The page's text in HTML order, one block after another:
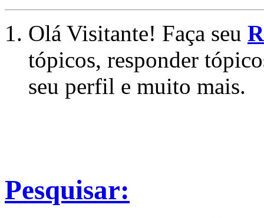
Olá Visitante! Faça seu
tópicos, responder
seu perfil e muito mais.
Pesquisar: